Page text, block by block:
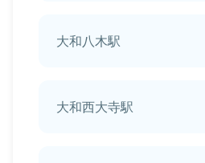
大和八木駅
大和西大寺駅